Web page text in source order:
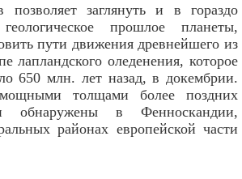
позволяет заглянуть и в гораздо
прошлое планеты,
пути движения древнейшего из
лапландского оледенения, которое
650 млн. лет назад, в докембрии.
толщами более поздних
обнаружены в Фенноскандии,
районах европейской части